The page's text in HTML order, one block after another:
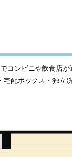
コンビニや飲食店が
宅配ボックス・独立